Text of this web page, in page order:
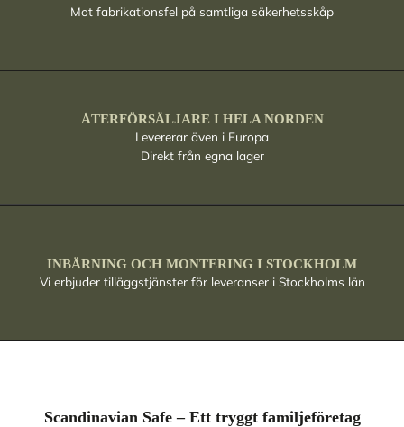
Mot fabrikationsfel på samtliga säkerhetsskåp
ÅTERFÖRSÄLJARE I HELA NORDEN
Levererar även i Europa
Direkt från egna lager
INBÄRNING OCH MONTERING I STOCKHOLM
Vi erbjuder tilläggstjänster för leveranser i Stockholms län
Scandinavian Safe – Ett tryggt familjeföretag